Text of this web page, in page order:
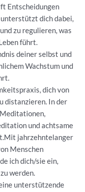
Entscheidungen
dich dabei,
zu regulieren, was
führt.
deiner selbst und
Wachstum und
dich von
distanzieren. In der
und achtsame
jahrzehntelanger
Menschen
ich dich/sie ein,
werden.
unterstützende